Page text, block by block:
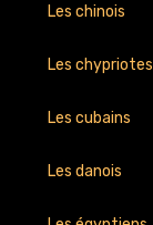
Les chinois
Les chypriotes
Les cubains
Les danois